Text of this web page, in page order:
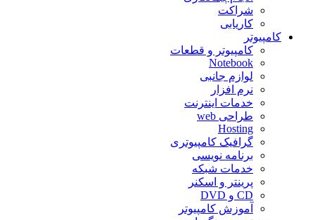
شراکت
کاریابی
کامپیوتر
کامپیوتر و قطعات
Notebook
لوازم جانبی
نرم افزار
خدمات اینترنت
طراحی web
Hosting
گرافیک کامپیوتری
برنامه نویسی
خدمات شبکه
پرینتر و اسکنر
CD و DVD
آموزش کامپیوتر